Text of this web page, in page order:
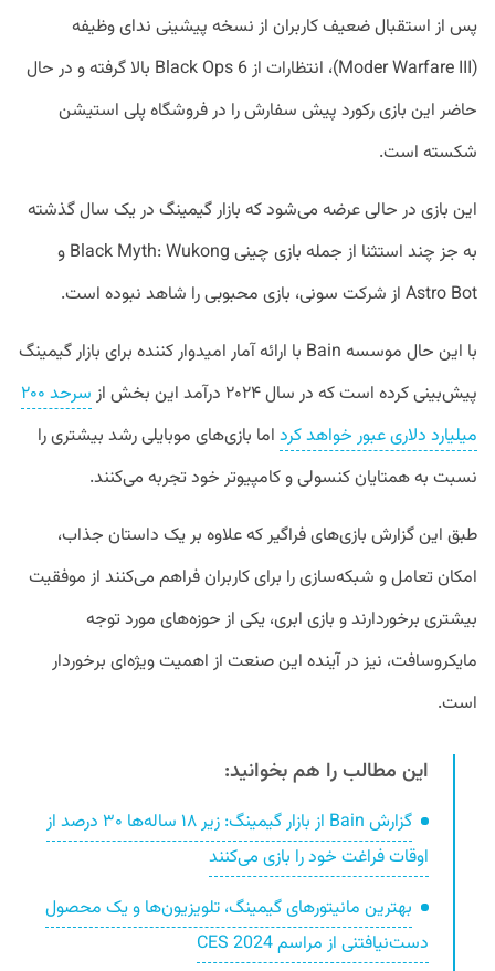
پس از استقبال ضعیف کاربران از نسخه پیشینی ندای وظیفه
(Moder Warfare III)، انتظارات از Black Ops 6 بالا گرفته و در حال
حاضر این بازی رکورد پیش سفارش را در فروشگاه پلی استیشن
شکسته است.
این بازی در حالی عرضه می‌شود که بازار گیمینگ در یک سال گذشته
به جز چند استثنا از جمله بازی چینی Black Myth: Wukong و
Astro Bot از شرکت سونی، بازی محبوبی را شاهد نبوده است.
با این حال موسسه Bain با ارائه آمار امیدوار کننده برای بازار گیمینگ
پیش‌بینی کرده است که در سال ۲۰۲۴ درآمد این بخش از
سرحد ۲۰۰
میلیارد دلاری عبور خواهد کرد اما بازی‌های موبایلی رشد بیشتری را
نسبت به همتایان کنسولی و کامپیوتر خود تجربه می‌کنند.
طبق این گزارش بازی‌های فراگیر که علاوه بر یک داستان جذاب،
امکان تعامل و شبکه‌سازی را برای کاربران فراهم می‌کنند از موفقیت
بیشتری برخوردارند و بازی ابری، یکی از حوزه‌های مورد توجه
مایکروسافت، نیز در آینده این صنعت از اهمیت ویژه‌ای برخوردار
است.
این مطالب را هم بخوانید:
گزارش Bain از بازار گیمینگ: زیر ۱۸ ساله‌ها ۳۰ درصد از
اوقات فراغت خود را بازی می‌کنند
بهترین مانیتور‌های گیمینگ، تلویزیون‌ها و یک محصول
دست‌نیافتنی از مراسم CES 2024